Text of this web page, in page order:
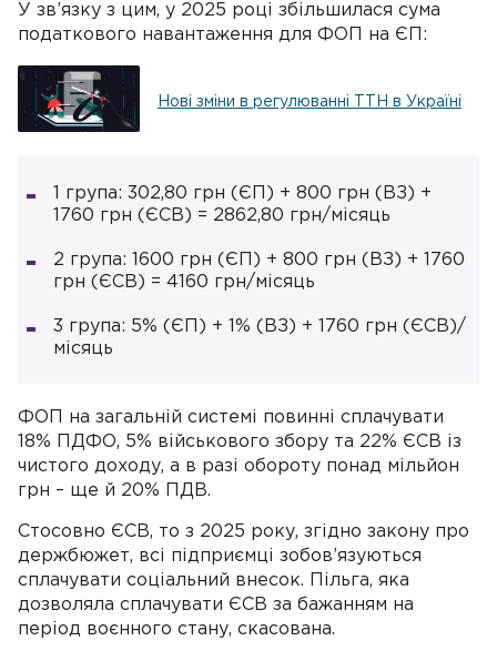
У зв’язку з цим, у 2025 році збільшилася сума
податкового навантаження для ФОП на ЄП:
Нові зміни в регулюванні ТТН в Україні
1 група: 302,80 грн (ЄП) + 800 грн (ВЗ) +
1760 грн (ЄСВ) = 2862,80 грн/місяць
2 група: 1600 грн (ЄП) + 800 грн (ВЗ) + 1760
грн (ЄСВ) = 4160 грн/місяць
3 група: 5% (ЄП) + 1% (ВЗ) + 1760 грн (ЄСВ)/
місяць
ФОП на загальній системі повинні сплачувати
18% ПДФО, 5% військового збору та 22% ЄСВ із
чистого доходу, а в разі обороту понад мільйон
грн – ще й 20% ПДВ.
Стосовно ЄСВ, то з 2025 року, згідно закону про
держбюжет, всі підприємці зобов’язуються
сплачувати соціальний внесок. Пільга, яка
дозволяла сплачувати ЄСВ за бажанням на
період воєнного стану, скасована.